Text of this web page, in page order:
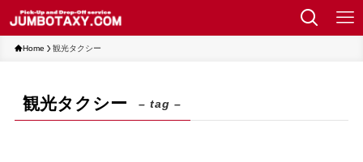
Home 観光タクシー
観光タクシー – tag –